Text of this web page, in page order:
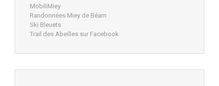
MobiliMiey
Randonnées Miey de Béarn
Ski Bleuets
Trail des Abeilles sur Facebook